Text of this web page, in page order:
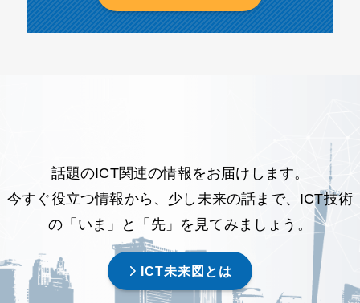
話題のICT関連の情報をお届けします。
今すぐ役立つ情報から、少し未来の話まで、ICT技術
の「いま」と「先」を見てみましょう。
ICT未来図とは